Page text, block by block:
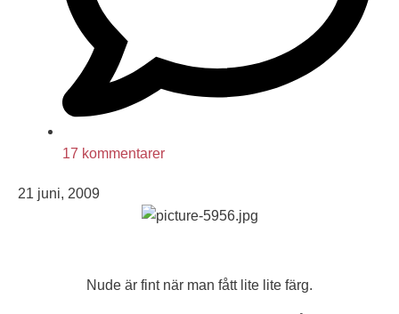
17 kommentarer
21 juni, 2009
Nude är fint när man fått lite lite färg.